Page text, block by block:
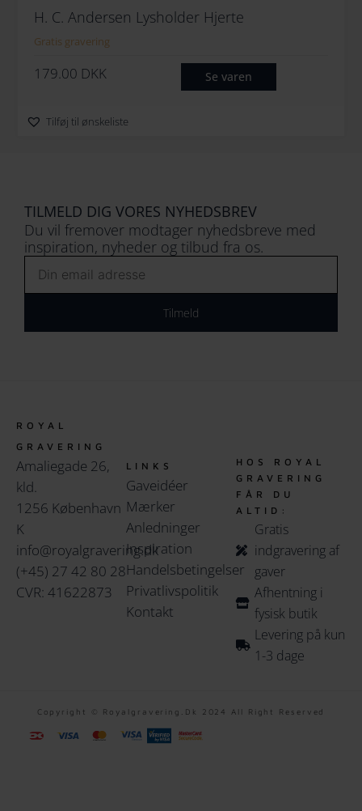
H. C. Andersen Lysholder Hjerte
Gratis gravering
179.00 DKK Se varen
Tilføj til ønskeliste
TILMELD DIG VORES NYHEDSBREV
Du vil fremover modtager nyhedsbreve med
inspiration, nyheder og tilbud fra os.
Email
Tilmeld
ROYAL
GRAVERING
Amaliegade 26,
kld.
1256 København
K
info@royalgravering.dk
(+45) 27 42 80 28
CVR: 41622873
LINKS
Gaveidéer
Mærker
Anledninger
Inspiration
Handelsbetingelser
Privatlivspolitik
Kontakt
HOS ROYAL
GRAVERING
FÅR DU
ALTID:
Gratis
indgravering af
gaver
Afhentning i
fysisk butik
Levering på kun
1-3 dage
Copyright © Royalgravering.dk 2024 All Right Reserved